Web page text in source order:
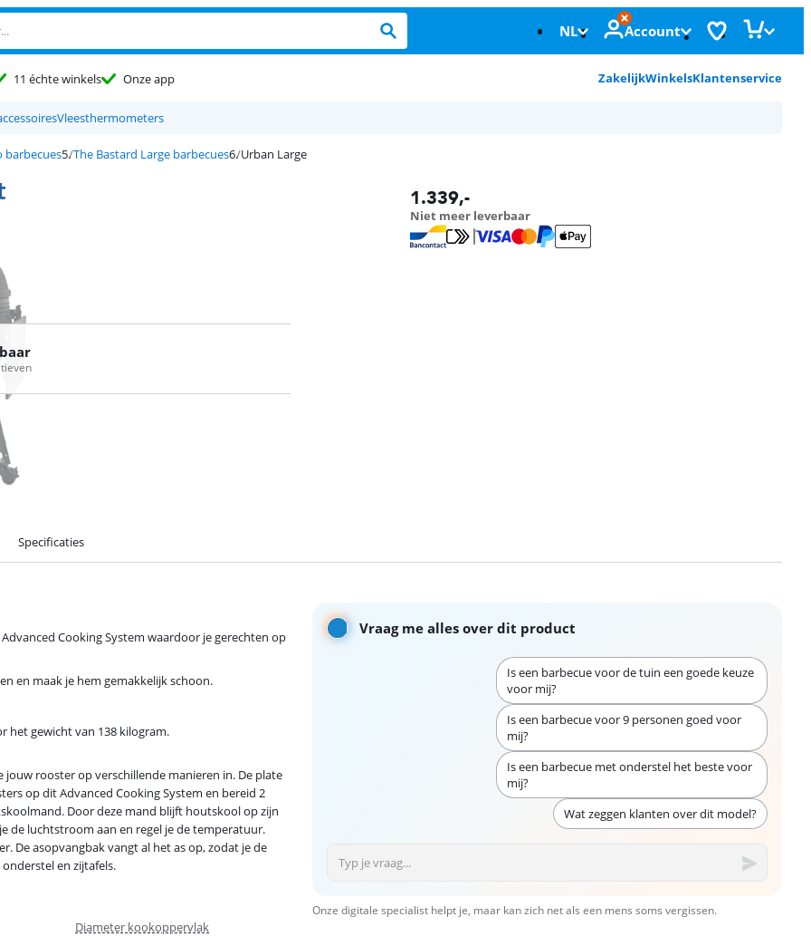
NL Account
11 échte winkels Onze app ZakelijkWinkelsKlantenservice
Vleesthermometers
barbecues The Bastard Large barbecues Urban Large
1.339,-
Niet meer leverbaar
Specificaties
Vraag me alles over dit product
Is een barbecue voor de tuin een goede keuze
voor mij?
Is een barbecue voor 9 personen goed voor
mij?
Is een barbecue met onderstel het beste voor
mij?
Wat zeggen klanten over dit model?
Onze digitale specialist helpt je, maar kan zich net als een mens soms vergissen.
Cooking System waardoor je gerechten op
en maak je hem gemakkelijk schoon.
het gewicht van 138 kilogram.
jouw rooster op verschillende manieren in. De plate
op dit Advanced Cooking System en bereid 2
Door deze mand blijft houtskool op zijn
de luchtstroom aan en regel je de temperatuur.
De asopvangbak vangt al het as op, zodat je de
en zijtafels.
Diameter kookoppervlak